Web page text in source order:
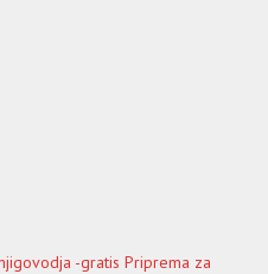
-gratis Priprema za